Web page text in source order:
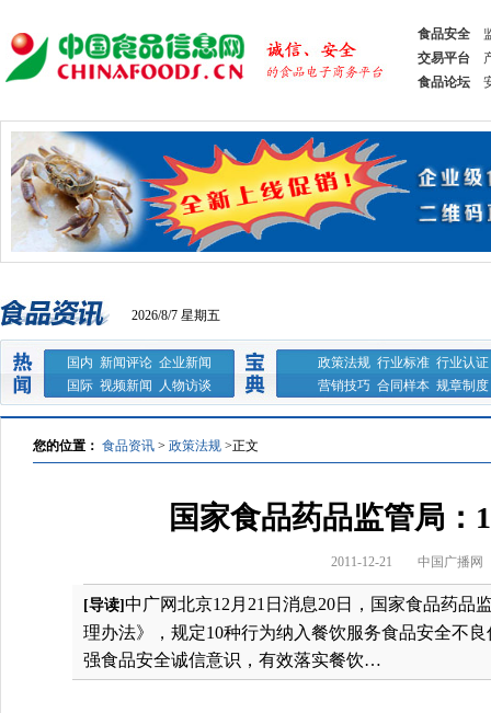
食品安全
交易平台
食品论坛
2026/8/7 星期五
国内 新闻评论 企业新闻 政策法规 行业标准 行业认证
国际 视频新闻 人物访谈 营销技巧 合同样本 规章制度
您的位置： 食品资讯 > 政策法规 >正文
国家食品药品监管局：
2011-12-21 中国广播网
[导读] 中广网北京12月21日消息20日，国家食品药品
理办法》，规定10种行为纳入餐饮服务食品安全不
强食品安全诚信意识，有效落实餐饮…